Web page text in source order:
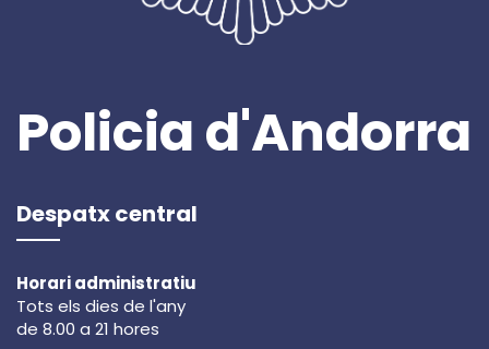
Policia d'Andorra
Despatx central
Horari administratiu
Tots els dies de l'any
de 8.00 a 21 hores